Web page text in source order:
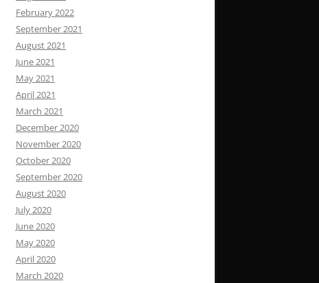
February 2022
September 2021
August 2021
June 2021
May 2021
April 2021
March 2021
December 2020
November 2020
October 2020
September 2020
August 2020
July 2020
June 2020
May 2020
April 2020
March 2020